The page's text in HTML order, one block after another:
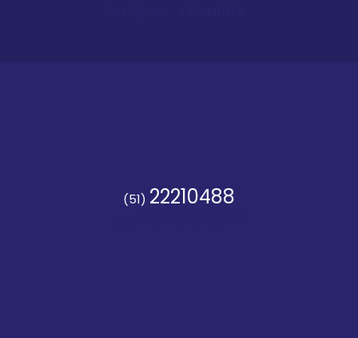
(51) 22210488